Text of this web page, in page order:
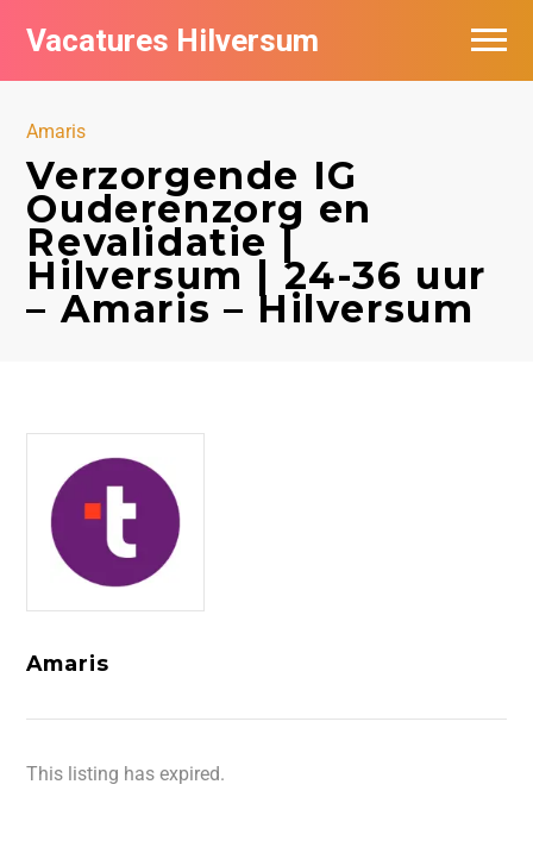
Vacatures Hilversum
Amaris
Verzorgende IG
Ouderenzorg en
Revalidatie |
Hilversum | 24-36 uur
– Amaris – Hilversum
Amaris
This listing has expired.
Vacatures per bedrijf in Hilversum